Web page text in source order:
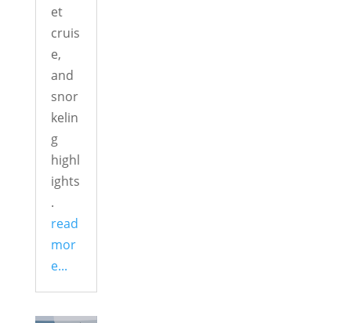
et
cruis
e,
and
snor
kelin
g
highl
ights
.
read
mor
e...